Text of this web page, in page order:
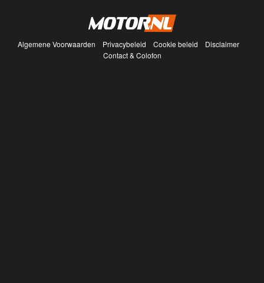
Algemene Voorwaarden Privacybeleid Cookie beleid
Disclaimer
Contact & Colofon